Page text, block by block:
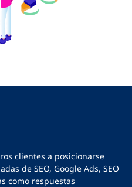
clientes a posicionarse
de SEO, Google Ads, SEO
como respuestas